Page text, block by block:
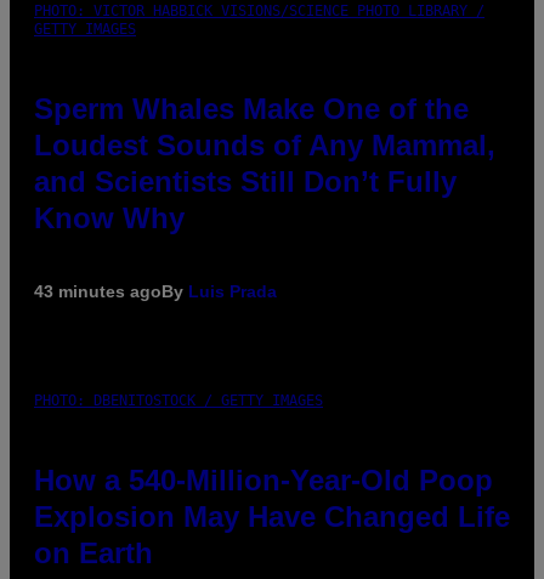
PHOTO: VICTOR HABBICK VISIONS/SCIENCE PHOTO LIBRARY /
GETTY IMAGES
Sperm Whales Make One of the
Loudest Sounds of Any Mammal,
and Scientists Still Don’t Fully
Know Why
43 minutes agoBy Luis Prada
PHOTO: DBENITOSTOCK / GETTY IMAGES
How a 540-Million-Year-Old Poop
Explosion May Have Changed Life
on Earth